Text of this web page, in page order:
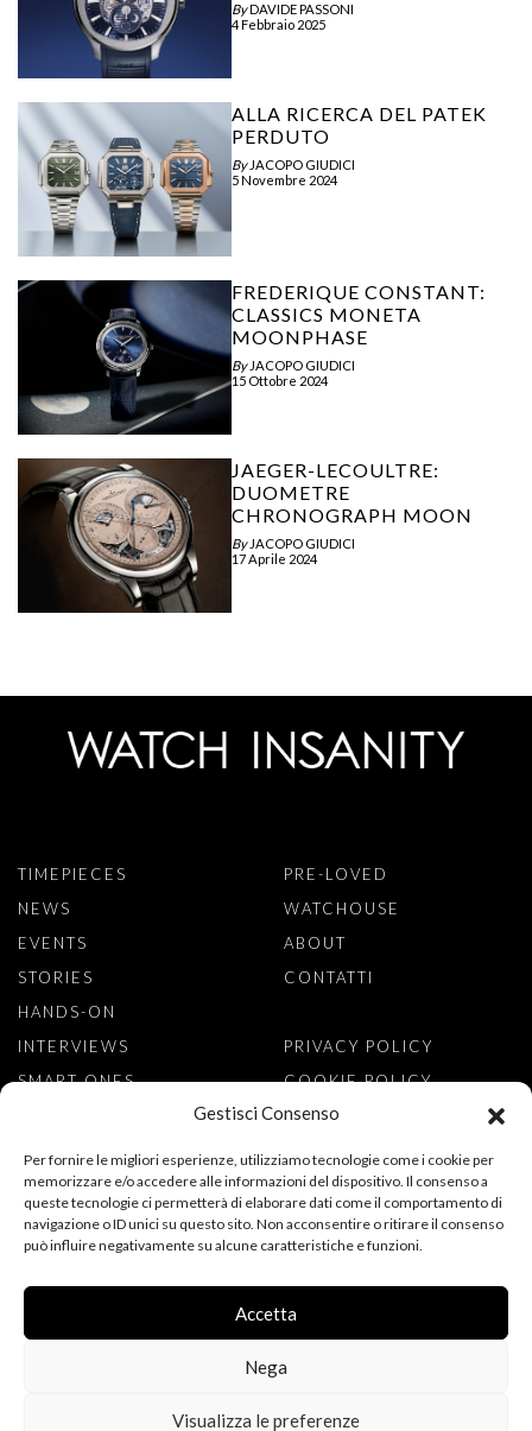
Gestisci Consenso
Per fornire le migliori esperienze, utilizziamo tecnologie come i cookie per
memorizzare e/o accedere alle informazioni del dispositivo. Il consenso a
queste tecnologie ci permetterà di elaborare dati come il comportamento di
navigazione o ID unici su questo sito. Non acconsentire o ritirare il consenso
può influire negativamente su alcune caratteristiche e funzioni.
Accetta
Nega
Visualizza le preferenze
ByDAVIDE PASSONI
4 Febbraio 2025
ALLA RICERCA DEL PATEK
PERDUTO
By JACOPO GIUDICI
5 Novembre 2024
FREDERIQUE CONSTANT:
CLASSICS MONETA
MOONPHASE
By JACOPO GIUDICI
15 Ottobre 2024
JAEGER-LECOULTRE:
DUOMETRE
CHRONOGRAPH MOON
By JACOPO GIUDICI
17 Aprile 2024
TIMEPIECES
NEWS
EVENTS
STORIES
HANDS-ON
INTERVIEWS
SMART ONES
PRE-LOVED
WATCHOUSE
ABOUT
CONTATTI
PRIVACY POLICY
COOKIE POLICY
ISCRIVITI ALLA NEWSLETTER
ACCONSENTO AL TRATTAMENTO DEI MIEI DATI PERSONALI PER
L’INFORMATIVA SULLA PRIVACY.